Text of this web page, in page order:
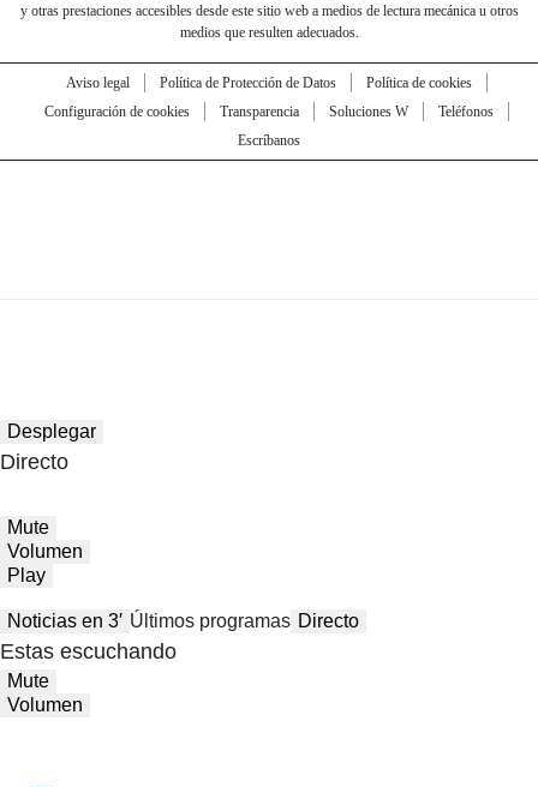
y otras prestaciones accesibles desde este sitio web a medios de lectura mecánica u otros
medios que resulten adecuados.
Aviso legal Política de Protección de Datos
Política de cookies
Configuración de cookies
Transparencia Soluciones W
Teléfonos
Escríbanos
Desplegar
Directo
Mute
Volumen
Play
Noticias en 3′ Últimos programas Directo
Estas escuchando
Mute
Volumen